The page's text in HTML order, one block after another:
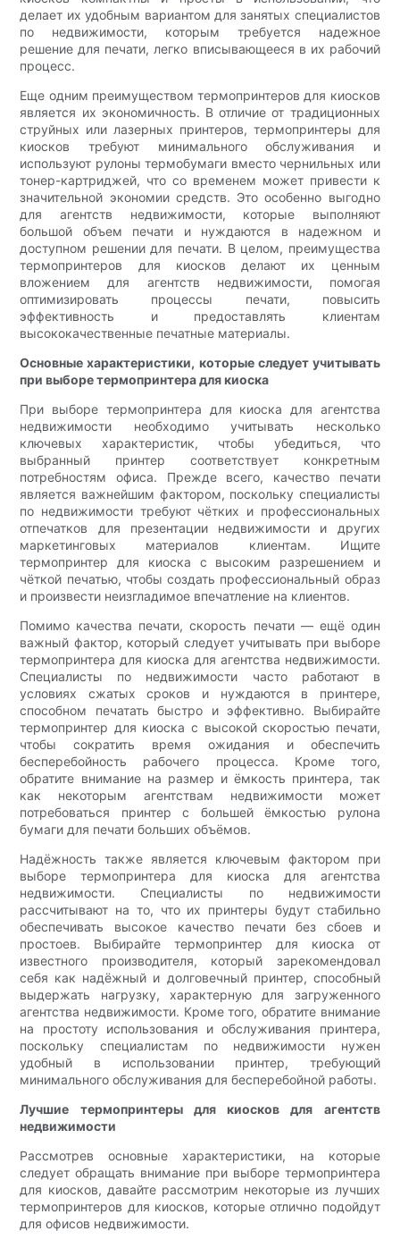
делает их удобным вариантом для занятых специалистов
по недвижимости, которым требуется надежное
решение для печати, легко вписывающееся в их рабочий
процесс.
Еще одним преимуществом термопринтеров для киосков
является их экономичность. В отличие от традиционных
струйных или лазерных принтеров, термопринтеры для
киосков требуют минимального обслуживания и
используют рулоны термобумаги вместо чернильных или
тонер-картриджей, что со временем может привести к
значительной экономии средств. Это особенно выгодно
для агентств недвижимости, которые выполняют
большой объем печати и нуждаются в надежном и
доступном решении для печати. ​​В целом, преимущества
термопринтеров для киосков делают их ценным
вложением для агентств недвижимости, помогая
оптимизировать процессы печати, повысить
эффективность и предоставлять клиентам
высококачественные печатные материалы.
Основные характеристики, которые следует учитывать
при выборе термопринтера для киоска
При выборе термопринтера для киоска для агентства
недвижимости необходимо учитывать несколько
ключевых характеристик, чтобы убедиться, что
выбранный принтер соответствует конкретным
потребностям офиса. Прежде всего, качество печати
является важнейшим фактором, поскольку специалисты
по недвижимости требуют чётких и профессиональных
отпечатков для презентации недвижимости и других
маркетинговых материалов клиентам. Ищите
термопринтер для киоска с высоким разрешением и
чёткой печатью, чтобы создать профессиональный образ
и произвести неизгладимое впечатление на клиентов.
Помимо качества печати, скорость печати — ещё один
важный фактор, который следует учитывать при выборе
термопринтера для киоска для агентства недвижимости.
Специалисты по недвижимости часто работают в
условиях сжатых сроков и нуждаются в принтере,
способном печатать быстро и эффективно. Выбирайте
термопринтер для киоска с высокой скоростью печати,
чтобы сократить время ожидания и обеспечить
бесперебойность рабочего процесса. Кроме того,
обратите внимание на размер и ёмкость принтера, так
как некоторым агентствам недвижимости может
потребоваться принтер с большей ёмкостью рулона
бумаги для печати больших объёмов.
Надёжность также является ключевым фактором при
выборе термопринтера для киоска для агентства
недвижимости. Специалисты по недвижимости
рассчитывают на то, что их принтеры будут стабильно
обеспечивать высокое качество печати без сбоев и
простоев. Выбирайте термопринтер для киоска от
известного производителя, который зарекомендовал
себя как надёжный и долговечный принтер, способный
выдержать нагрузку, характерную для загруженного
агентства недвижимости. Кроме того, обратите внимание
на простоту использования и обслуживания принтера,
поскольку специалистам по недвижимости нужен
удобный в использовании принтер, требующий
минимального обслуживания для бесперебойной работы.
Лучшие термопринтеры для киосков для агентств
недвижимости
Рассмотрев основные характеристики, на которые
следует обращать внимание при выборе термопринтера
для киосков, давайте рассмотрим некоторые из лучших
термопринтеров для киосков, которые отлично подойдут
для офисов недвижимости.